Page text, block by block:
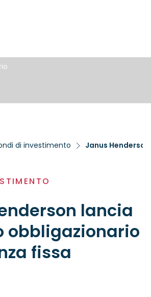
di investimento Janus
lancia
obbligazionario
fissa